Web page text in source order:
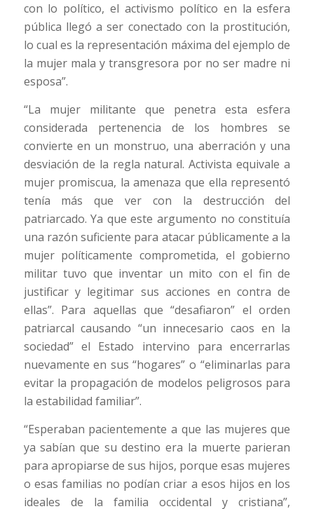
con lo político, el activismo político en la esfera
pública llegó a ser conectado con la prostitución,
lo cual es la representación máxima del ejemplo de
la mujer mala y transgresora por no ser madre ni
esposa”.
“La mujer militante que penetra esta esfera
considerada pertenencia de los hombres se
convierte en un monstruo, una aberración y una
desviación de la regla natural. Activista equivale a
mujer promiscua, la amenaza que ella representó
tenía más que ver con la destrucción del
patriarcado. Ya que este argumento no constituía
una razón suficiente para atacar públicamente a la
mujer políticamente comprometida, el gobierno
militar tuvo que inventar un mito con el fin de
justificar y legitimar sus acciones en contra de
ellas”. Para aquellas que “desafiaron” el orden
patriarcal causando “un innecesario caos en la
sociedad” el Estado intervino para encerrarlas
nuevamente en sus “hogares” o “eliminarlas para
evitar la propagación de modelos peligrosos para
la estabilidad familiar”.
“Esperaban pacientemente a que las mujeres que
ya sabían que su destino era la muerte parieran
para apropiarse de sus hijos, porque esas mujeres
o esas familias no podían criar a esos hijos en los
ideales de la familia occidental y cristiana”,